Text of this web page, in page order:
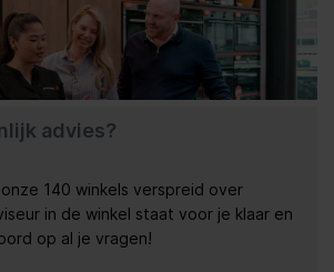
advies?
140 winkels verspreid over
in de winkel staat voor je klaar en
op al je vragen!